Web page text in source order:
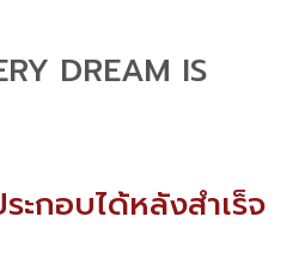
DREAM IS
ะกอบได้หลังสำเร็จ